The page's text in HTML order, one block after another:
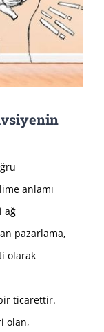
anlamı
ağ
pazarlama,
olarak
ticarettir.
olan,